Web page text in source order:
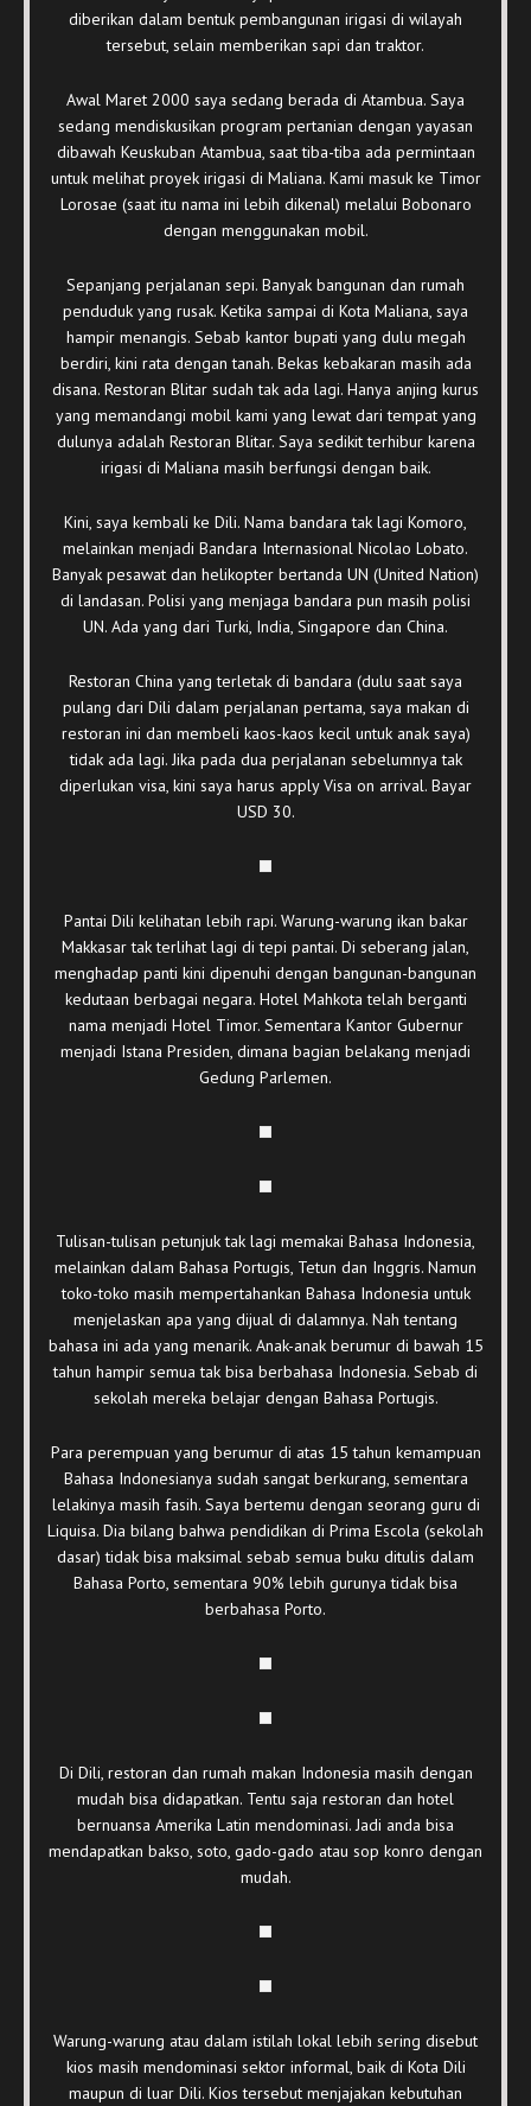
diberikan dalam bentuk pembangunan irigasi di wilayah
tersebut, selain memberikan sapi dan traktor.
Awal Maret 2000 saya sedang berada di Atambua. Saya
sedang mendiskusikan program pertanian dengan yayasan
dibawah Keuskuban Atambua, saat tiba-tiba ada permintaan
untuk melihat proyek irigasi di Maliana. Kami masuk ke Timor
Lorosae (saat itu nama ini lebih dikenal) melalui Bobonaro
dengan menggunakan mobil.
Sepanjang perjalanan sepi. Banyak bangunan dan rumah
penduduk yang rusak. Ketika sampai di Kota Maliana, saya
hampir menangis. Sebab kantor bupati yang dulu megah
berdiri, kini rata dengan tanah. Bekas kebakaran masih ada
disana. Restoran Blitar sudah tak ada lagi. Hanya anjing kurus
yang memandangi mobil kami yang lewat dari tempat yang
dulunya adalah Restoran Blitar. Saya sedikit terhibur karena
irigasi di Maliana masih berfungsi dengan baik.
Kini, saya kembali ke Dili. Nama bandara tak lagi Komoro,
melainkan menjadi Bandara Internasional Nicolao Lobato.
Banyak pesawat dan helikopter bertanda UN (United Nation)
di landasan. Polisi yang menjaga bandara pun masih polisi
UN. Ada yang dari Turki, India, Singapore dan China.
Restoran China yang terletak di bandara (dulu saat saya
pulang dari Dili dalam perjalanan pertama, saya makan di
restoran ini dan membeli kaos-kaos kecil untuk anak saya)
tidak ada lagi. Jika pada dua perjalanan sebelumnya tak
diperlukan visa, kini saya harus apply Visa on arrival. Bayar
USD 30.
Pantai Dili kelihatan lebih rapi. Warung-warung ikan bakar
Makkasar tak terlihat lagi di tepi pantai. Di seberang jalan,
menghadap panti kini dipenuhi dengan bangunan-bangunan
kedutaan berbagai negara. Hotel Mahkota telah berganti
nama menjadi Hotel Timor. Sementara Kantor Gubernur
menjadi Istana Presiden, dimana bagian belakang menjadi
Gedung Parlemen.
Tulisan-tulisan petunjuk tak lagi memakai Bahasa Indonesia,
melainkan dalam Bahasa Portugis, Tetun dan Inggris. Namun
toko-toko masih mempertahankan Bahasa Indonesia untuk
menjelaskan apa yang dijual di dalamnya. Nah tentang
bahasa ini ada yang menarik. Anak-anak berumur di bawah 15
tahun hampir semua tak bisa berbahasa Indonesia. Sebab di
sekolah mereka belajar dengan Bahasa Portugis.
Para perempuan yang berumur di atas 15 tahun kemampuan
Bahasa Indonesianya sudah sangat berkurang, sementara
lelakinya masih fasih. Saya bertemu dengan seorang guru di
Liquisa. Dia bilang bahwa pendidikan di Prima Escola (sekolah
dasar) tidak bisa maksimal sebab semua buku ditulis dalam
Bahasa Porto, sementara 90% lebih gurunya tidak bisa
berbahasa Porto.
Di Dili, restoran dan rumah makan Indonesia masih dengan
mudah bisa didapatkan. Tentu saja restoran dan hotel
bernuansa Amerika Latin mendominasi. Jadi anda bisa
mendapatkan bakso, soto, gado-gado atau sop konro dengan
mudah.
Warung-warung atau dalam istilah lokal lebih sering disebut
kios masih mendominasi sektor informal, baik di Kota Dili
maupun di luar Dili. Kios tersebut menjajakan kebutuhan